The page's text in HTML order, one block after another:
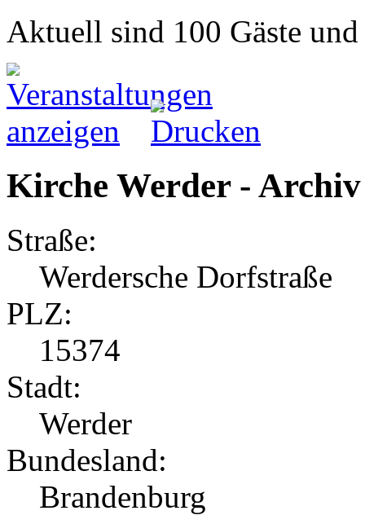
Aktuell sind 100 Gäste
Kirche Werder - Archiv
Straße:
Werdersche Dorfstraße
PLZ:
15374
Stadt:
Werder
Bundesland:
Brandenburg